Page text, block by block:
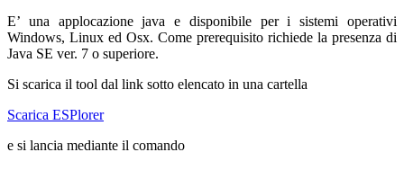
E’ una applocazione java e disponibile per i sistemi operativi
Windows, Linux ed Osx. Come prerequisito richiede la presenza di
Java SE ver. 7 o superiore.
Si scarica il tool dal link sotto elencato in una cartella
Scarica ESPlorer
e si lancia mediante il comando